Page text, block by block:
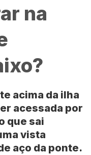
na
acima da ilha
acessada por
que sai
vista
aço da ponte.